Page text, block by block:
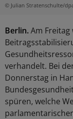
© Julian Stratenschulte/
Berlin.Am Freitag
verhandelt. Bei
Donnerstag in
spüren, welche